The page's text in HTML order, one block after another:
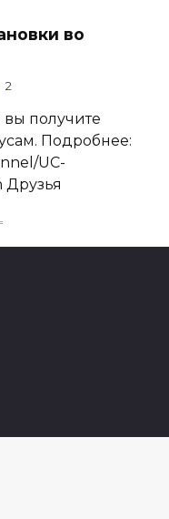
во
2
вы получите
Подробнее:
UC-
Друзья